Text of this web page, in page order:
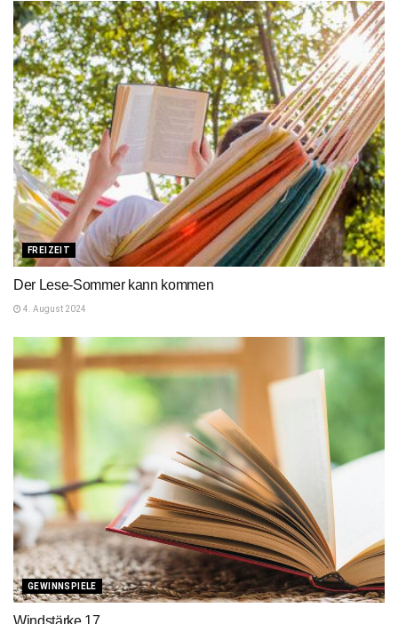
FREIZEIT
Der Lese-Sommer kann kommen
4. August 2024
GEWINNSPIELE
Windstärke 17